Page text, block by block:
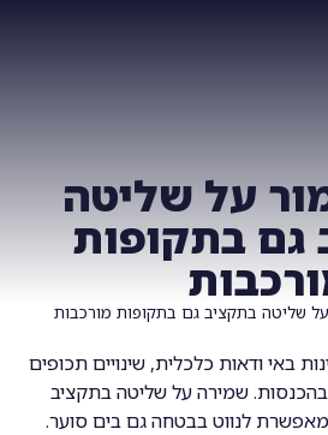
על שליטה
גם בתקופות
שליטה בתקציב גם בתקופות מורכבות
באי ודאות כלכלית, שינויים תכופים
בהכנסות. שמירה על שליטה בתקציב
לנווט בבטחה גם בים סוער.